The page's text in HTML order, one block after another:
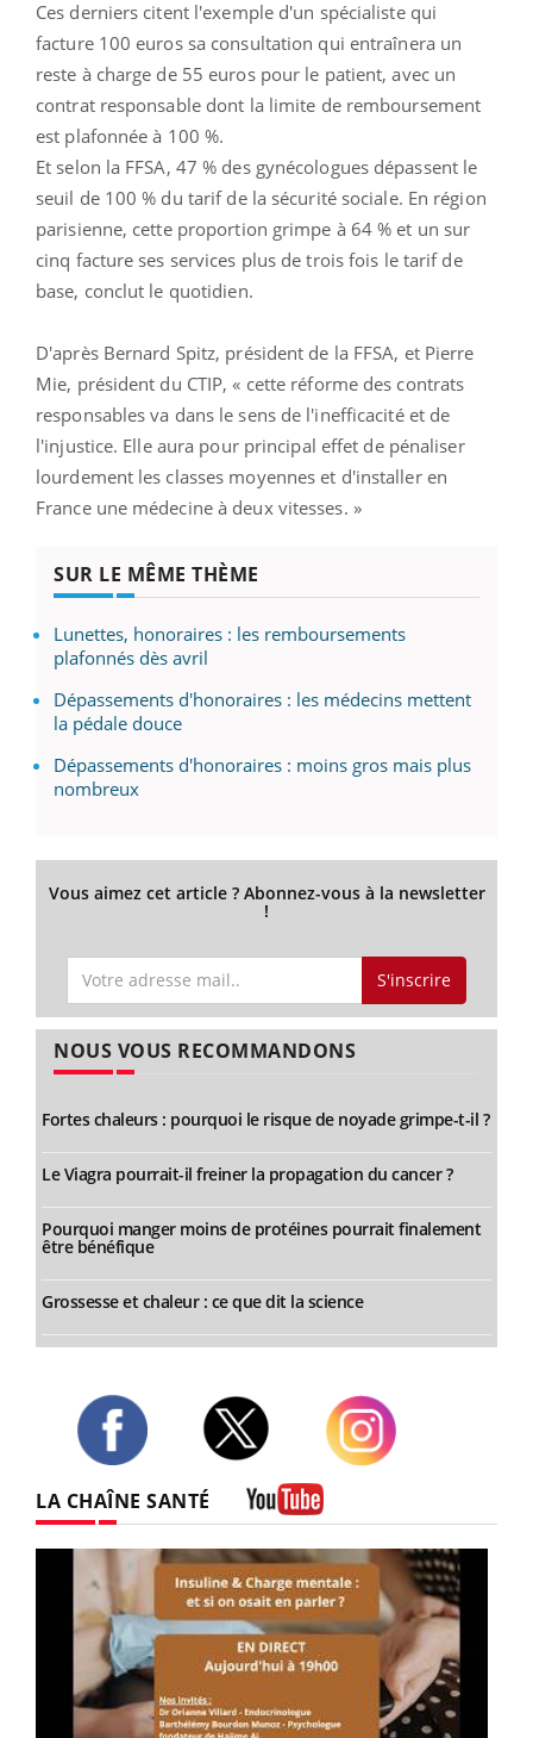
Ces derniers citent l'exemple d'un spécialiste qui
facture 100 euros sa consultation qui entraînera un
reste à charge de 55 euros pour le patient, avec un
contrat responsable dont la limite de remboursement
est plafonnée à 100 %.
Et selon la FFSA, 47 % des gynécologues dépassent le
seuil de 100 % du tarif de la sécurité sociale. En région
parisienne, cette proportion grimpe à 64 % et un sur
cinq facture ses services plus de trois fois le tarif de
base, conclut le quotidien.
D'après Bernard Spitz, président de la FFSA, et Pierre
Mie, président du CTIP, « cette réforme des contrats
responsables va dans le sens de l'inefficacité et de
l'injustice. Elle aura pour principal effet de pénaliser
lourdement les classes moyennes et d'installer en
France une médecine à deux vitesses. »
SUR LE MÊME THÈME
Lunettes, honoraires : les remboursements
plafonnés dès avril
Dépassements d'honoraires : les médecins mettent
la pédale douce
Dépassements d'honoraires : moins gros mais plus
nombreux
Vous aimez cet article ? Abonnez-vous à la newsletter
!
S'inscrire
NOUS VOUS RECOMMANDONS
Fortes chaleurs : pourquoi le risque de noyade grimpe-t-il ?
Le Viagra pourrait-il freiner la propagation du cancer ?
Pourquoi manger moins de protéines pourrait finalement
être bénéfique
Grossesse et chaleur : ce que dit la science
LA CHAÎNE SANTÉ